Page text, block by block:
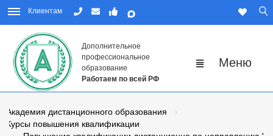
Клиентам
Дополнительное
профессиональное
образование
Работаем по всей РФ
Академия дистанционного образования
Курсы повышения квалификации